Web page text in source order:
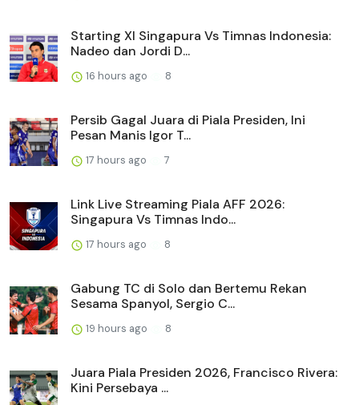
Starting XI Singapura Vs Timnas Indonesia:
Nadeo dan Jordi D...
16 hours ago 8
Persib Gagal Juara di Piala Presiden, Ini
Pesan Manis Igor T...
17 hours ago 7
Link Live Streaming Piala AFF 2026:
Singapura Vs Timnas Indo...
17 hours ago 8
Gabung TC di Solo dan Bertemu Rekan
Sesama Spanyol, Sergio C...
19 hours ago 8
Juara Piala Presiden 2026, Francisco Rivera:
Kini Persebaya ...